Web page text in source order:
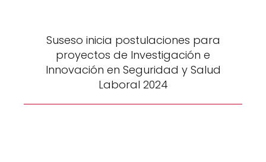
Suseso inicia postulaciones para
proyectos de Investigación e
Innovación en Seguridad y Salud
Laboral 2024